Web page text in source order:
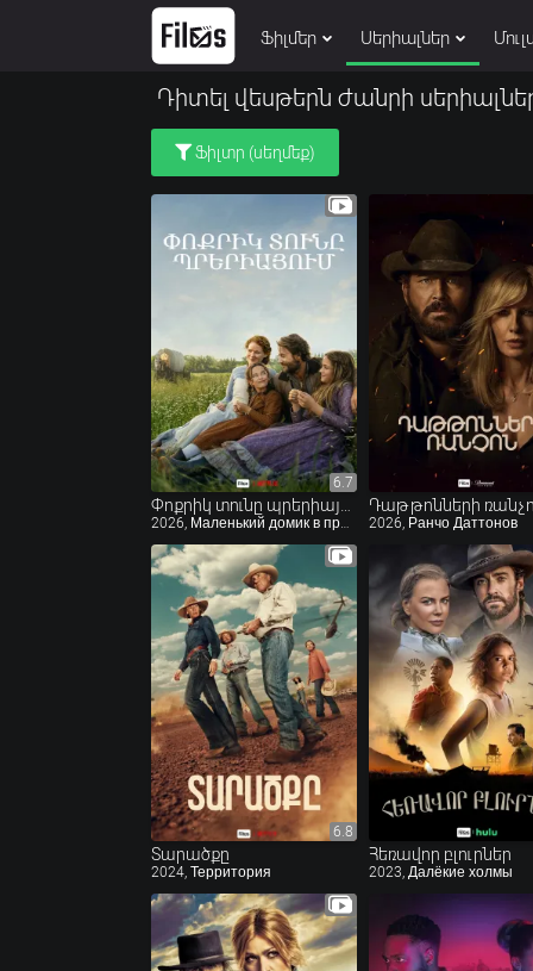
Ֆիլմեր Սերիալներ
Դիտել վեսթերն ժանրի
Ֆիլտր (սեղմեք)
6.7
6.7
Դաթթոնների
2026, Ранчо Даттонов
6.8
6.8
Տարածքը
2024, Территория
Հեռավոր բլուրներ
2023, Далёкие холмы